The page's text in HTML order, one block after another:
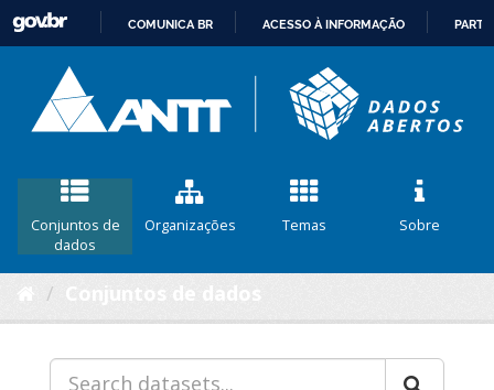
CONTEÚDO
COMUNICA BR ACESSO À INFORMAÇÃO
Conjuntos de
dados
Organizações Temas Sobre